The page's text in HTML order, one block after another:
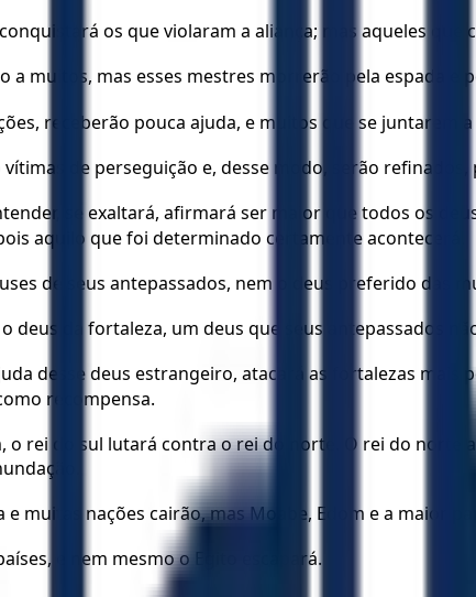
conquistará os que violaram a aliança; mas aqueles
a muitos, mas esses mestres morrerão pela espada
receberão pouca ajuda, e muitos que se juntarem
vítimas de perseguição e, desse modo, serão
se exaltará, afirmará ser maior que todos os
aquilo que foi determinado certamente acontecerá.
de seus antepassados, nem o deus preferido das
o deus da fortaleza, um deus que seus antepassados
desse deus estrangeiro, atacará as fortalezas
recompensa.
o rei do sul lutará contra o rei do norte. O rei do
e muitas nações cairão, mas Moabe, Edom e a maior
e nem mesmo o Egito escapará.